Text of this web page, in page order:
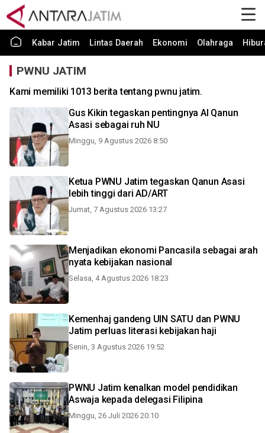
Kabar Jatim Lintas Daerah Ekonomi Olahraga
PWNU JATIM
Kami memiliki 1013 berita tentang pwnu jatim.
Gus Kikin tegaskan pentingnya Al Qanun
Asasi sebagai ruh NU
Minggu, 9 Agustus 2026 8:50
Ketua PWNU Jatim tegaskan Qanun Asasi
lebih tinggi dari AD/ART
Jumat, 7 Agustus 2026 13:27
Menjadikan ekonomi Pancasila sebagai arah
nyata kebijakan nasional
Selasa, 4 Agustus 2026 18:23
Kemenhaj gandeng UIN SATU dan PWNU
Jatim perluas literasi kebijakan haji
Senin, 3 Agustus 2026 19:52
PWNU Jatim kenalkan model pendidikan
Aswaja kepada delegasi Filipina
Minggu, 26 Juli 2026 20:10